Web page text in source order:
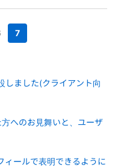
7
しました(クライアント向
へのお見舞いと、ユーザ
ィールで表明できるように